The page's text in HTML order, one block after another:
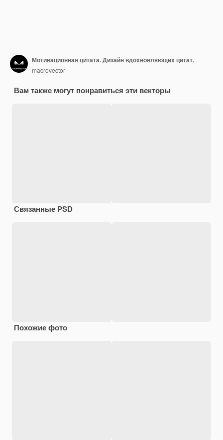
Мотивационная цитата. Дизайн вдохновляющих цитат.
macrovector
Вам также могут понравиться эти векторы
Связанные PSD
Похожие фото